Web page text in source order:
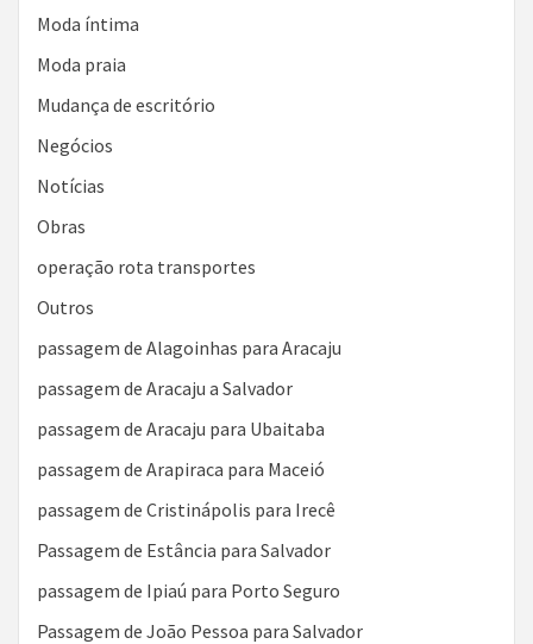
Moda íntima
Moda praia
Mudança de escritório
Negócios
Notícias
Obras
operação rota transportes
Outros
passagem de Alagoinhas para Aracaju
passagem de Aracaju a Salvador
passagem de Aracaju para Ubaitaba
passagem de Arapiraca para Maceió
passagem de Cristinápolis para Irecê
Passagem de Estância para Salvador
passagem de Ipiaú para Porto Seguro
Passagem de João Pessoa para Salvador